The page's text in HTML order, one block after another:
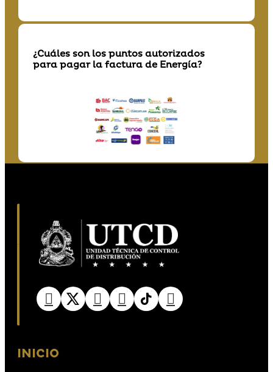
¿Cuáles son los puntos autorizados
para pagar la factura de Energía?
INICIO